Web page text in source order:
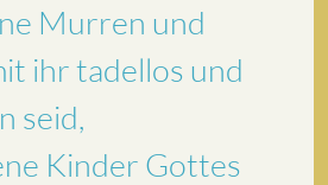
Murren und
ihr tadellos und
seid,
Kinder Gottes